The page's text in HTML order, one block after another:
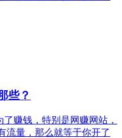
些？
赚钱，特别是网赚网站，
流量，那么就等于你开了